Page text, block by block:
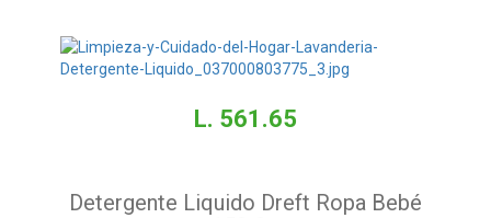
L. 561.65
Detergente Liquido Dreft Ropa Bebé